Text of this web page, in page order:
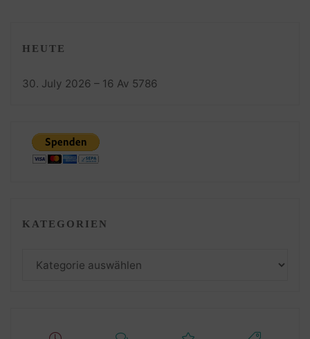
HEUTE
30. July 2026 – 16 Av 5786
KATEGORIEN